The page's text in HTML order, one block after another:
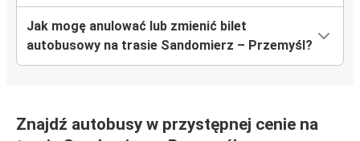
Jak mogę anulować lub zmienić bilet
autobusowy na trasie Sandomierz – Przemyśl?
Znajdź autobusy w przystępnej cenie na